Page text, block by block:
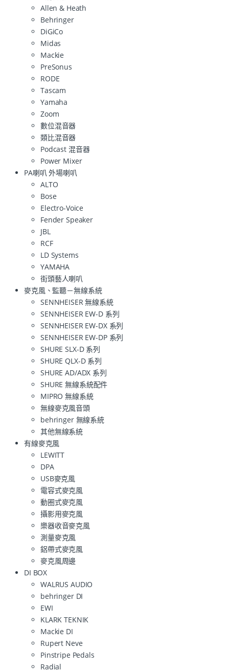
Allen & Heath
Behringer
DiGiCo
Midas
Mackie
PreSonus
RODE
Tascam
Yamaha
Zoom
數位混音器
類比混音器
Podcast 混音器
Power Mixer
PA喇叭 外場喇叭
ALTO
Bose
Electro-Voice
Fender Speaker
JBL
RCF
LD Systems
YAMAHA
街頭藝人喇叭
麥克風、監聽－無線系統
SENNHEISER 無線系統
SENNHEISER EW-D 系列
SENNHEISER EW-DX 系列
SENNHEISER EW-DP 系列
SHURE SLX-D 系列
SHURE QLX-D 系列
SHURE AD/ADX 系列
SHURE 無線系統配件
MIPRO 無線系統
無線麥克風音頭
behringer 無線系統
其他無線系統
有線麥克風
LEWITT
DPA
USB麥克風
電容式麥克風
動圈式麥克風
攝影用麥克風
樂器收音麥克風
測量麥克風
鋁帶式麥克風
麥克風周邊
DI BOX
WALRUS AUDIO
behringer DI
EWI
KLARK TEKNIK
Mackie DI
Rupert Neve
Pinstripe Pedals
Radial